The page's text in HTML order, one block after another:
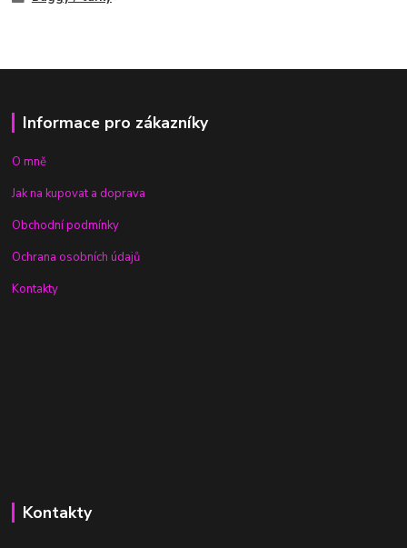
Informace pro zákazníky
O mně
Jak na kupovat a doprava
Obchodní podmínky
Ochrana osobních údajů
Kontakty
Kontakty